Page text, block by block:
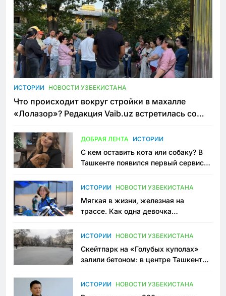
ИСТОРИИ НОВОСТИ УЗБЕКИСТАНА
Что происходит вокруг стройки в махалле
«Лолазор»? Редакция Vaib.uz встретилась со
ДОБРАЯ ЛЕНТА ИСТОРИИ
С кем оставить кота или собаку? В
Ташкенте появился первый сервис
ИСТОРИИ НОВОСТИ УЗБЕКИСТАНА
Мягкая в жизни, железная на
трассе. Как одна девочка
Узбекистане
ИСТОРИИ НОВОСТИ УЗБЕКИСТАНА
Скейтпарк на «Голубых куполах»
залили бетоном: в центре Ташкента
пространство
ИСТОРИИ НОВОСТИ УЗБЕКИСТАНА